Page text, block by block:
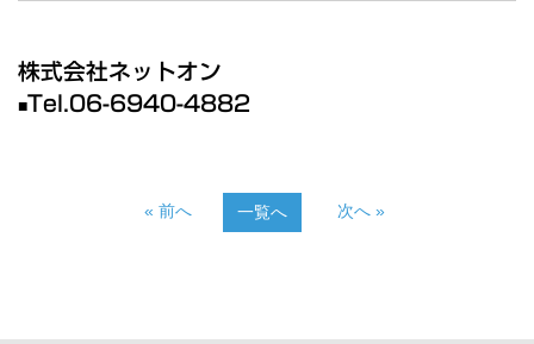
株式会社ネットオン
■Tel. 06-6940-4882
« 前へ 一覧へ 次へ »